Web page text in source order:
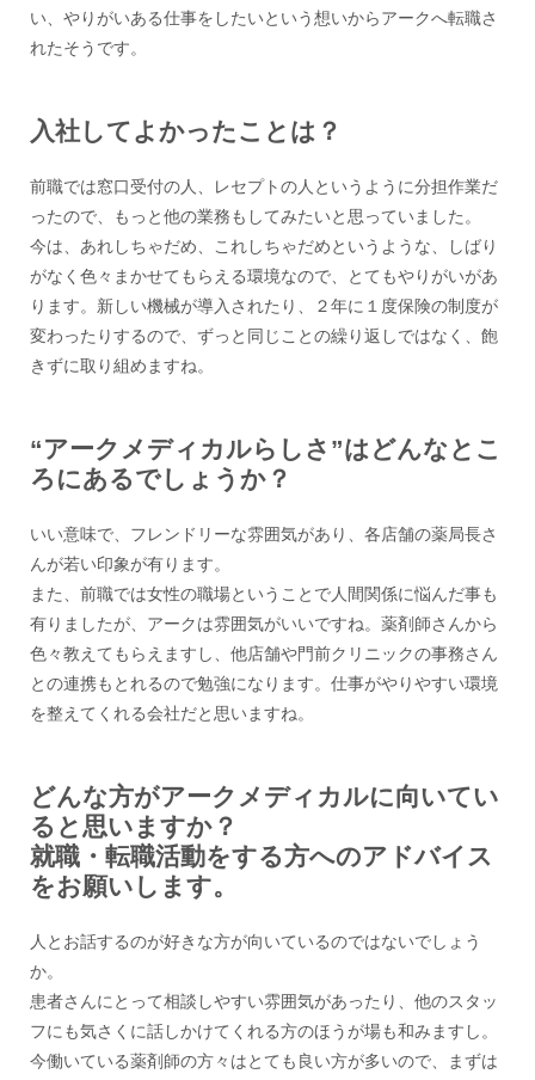
い、やりがいある仕事をしたいという想いからアークへ転職さ
れたそうです。
入社してよかったことは？
前職では窓口受付の人、レセプトの人というように分担作業だ
ったので、もっと他の業務もしてみたいと思っていました。
今は、あれしちゃだめ、これしちゃだめというような、しばり
がなく色々まかせてもらえる環境なので、とてもやりがいがあ
ります。新しい機械が導入されたり、２年に１度保険の制度が
変わったりするので、ずっと同じことの繰り返しではなく、飽
きずに取り組めますね。
“アークメディカルらしさ”はどんなとこ
ろにあるでしょうか？
いい意味で、フレンドリーな雰囲気があり、各店舗の薬局長さ
んが若い印象が有ります。
また、前職では女性の職場ということで人間関係に悩んだ事も
有りましたが、アークは雰囲気がいいですね。薬剤師さんから
色々教えてもらえますし、他店舗や門前クリニックの事務さん
との連携もとれるので勉強になります。仕事がやりやすい環境
を整えてくれる会社だと思いますね。
どんな方がアークメディカルに向いてい
ると思いますか？
就職・転職活動をする方へのアドバイス
をお願いします。
人とお話するのが好きな方が向いているのではないでしょう
か。
患者さんにとって相談しやすい雰囲気があったり、他のスタッ
フにも気さくに話しかけてくれる方のほうが場も和みますし。
今働いている薬剤師の方々はとても良い方が多いので、まずは